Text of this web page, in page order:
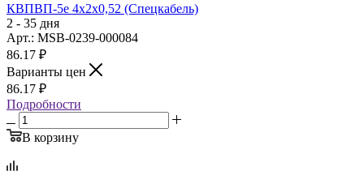
КВПВП-5е 4х2х0,52 (Спецкабель)
2 - 35 дня
Арт.: MSB-0239-000084
86.17 ₽
Варианты цен
86.17 ₽
Подробности
В корзину